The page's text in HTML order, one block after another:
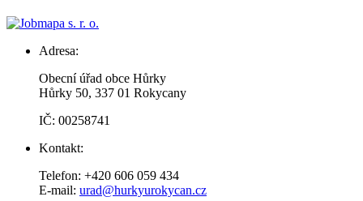
Adresa:
Obecní úřad obce Hůrky
Hůrky 50, 337 01 Rokycany
IČ: 00258741
Kontakt:
Telefon: +420 606 059 434
E-mail: urad@hurkyurokycan.cz